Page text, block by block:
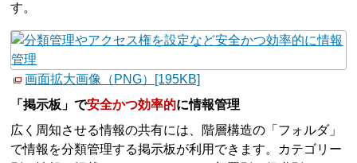
す。
画面拡大画像（PNG）[195KB]
「掲示板」で安全かつ効率的に情報管理
広く周知させる情報の共有には、階層構造の「フォルダ」
で情報を分類管理する掲示板が利用できます。カテゴリー